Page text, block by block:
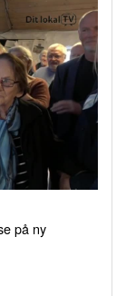
på ny